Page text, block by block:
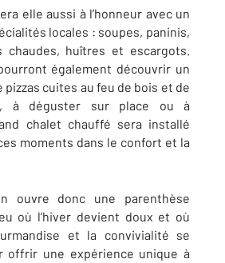
elle aussi à l’honneur avec un
locales : soupes, paninis,
chaudes, huîtres et escargots.
également découvrir un
pizzas cuites au feu de bois et de
à déguster sur place ou à
chalet chauffé sera installé
moments dans le confort et la
ouvre donc une parenthèse
où l’hiver devient doux et où
et la convivialité se
offrir une expérience unique à